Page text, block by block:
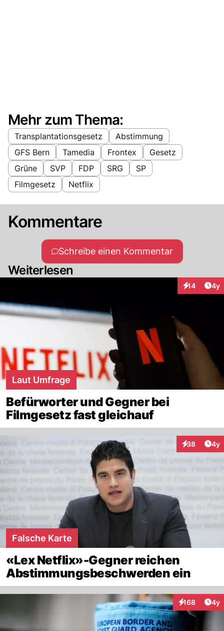
Mehr zum Thema:
Transplantationsgesetz
Abstimmung
GFS Bern
Tamedia Frontex
Gesetz
Grüne
SVP FDP SRG
SP
Filmgesetz
Netflix
Kommentare
Schreibe einen Kommentar
Weiterlesen
14 4y
Laut Umfrage
Befürworter und Gegner bei
Filmgesetz fast gleichauf
38
Interaktionen
4y
Falsche Karte
«Lex Netflix»-Gegner reichen
Abstimmungsbeschwerden ein
168
Interaktionen
4y